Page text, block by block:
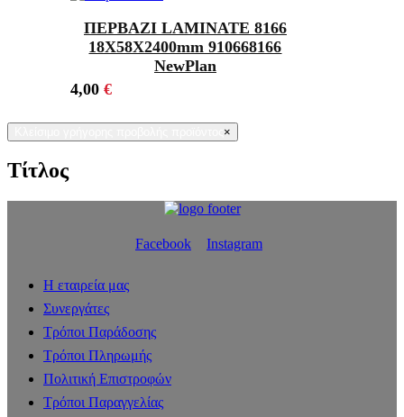
ΠΕΡΒΑΖΙ LAMINATE 8166
18Χ58X2400mm 910668166
NewPlan
4,00 €
×
Τίτλος
Facebook Instagram
Η εταιρεία μας
Συνεργάτες
Τρόποι Παράδοσης
Τρόποι Πληρωμής
Πολιτική Επιστροφών
Τρόποι Παραγγελίας